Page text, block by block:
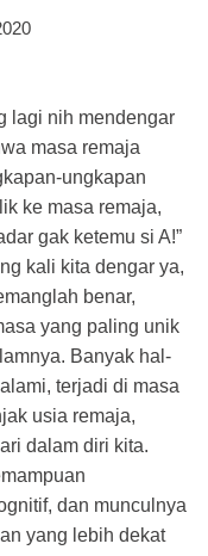
lagi nih mendengar
masa remaja
ungkapan
ke masa remaja,
gak ketemu si A!”
kali kita dengar ya,
benar,
yang paling unik
Banyak hal-
terjadi di masa
usia remaja,
dalam diri kita.
dan munculnya
yang lebih dekat